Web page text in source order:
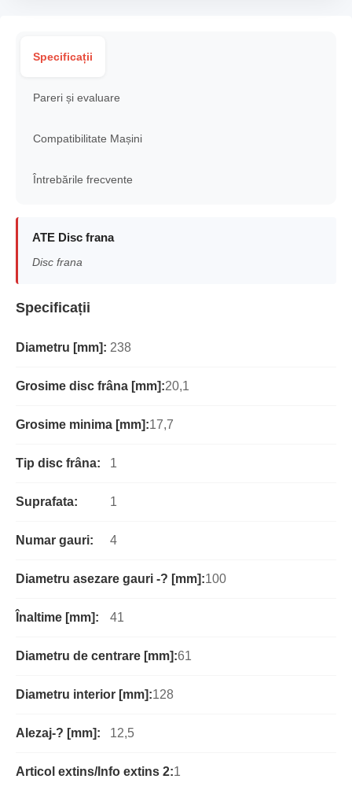
Specificații
Pareri și evaluare
Compatibilitate Mașini
Întrebările frecvente
ATE Disc frana
Disc frana
Specificații
Diametru [mm]: 238
Grosime disc frâna [mm]:20,1
Grosime minima [mm]:17,7
Tip disc frâna: 1
Suprafata: 1
Numar gauri: 4
Diametru asezare gauri -? [mm]:100
Înaltime [mm]: 41
Diametru de centrare [mm]:61
Diametru interior [mm]:128
Alezaj-? [mm]: 12,5
Articol extins/Info extins 2:1